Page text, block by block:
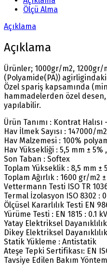
Ölçü Alma
Açıklama
Açıklama
Ürünler; 1000gr/m2,
(Polyamide(PA))
Özel spariş kapsamında
hammadelerden özel
yapılabilir.
Ürün Tanımı : Kontrat
Hav İlmek Sayısı : 147000/m2
Hav Malzemesi : 100%
Hav Yüksekliği : 5,5 mm ± 5%
Son Taban : Softex
Toplam Yükseklik : 8,5 mm ±
Toplam Ağırlık : 1600 gr/m2
Vettermann Testi ISO TR
Termal İzolasyon ISO 8302 :
Ölçüsel Kararlılık Testi EN
Yürüme Testi : EN 1815 : 0.1 kV
Yatay Elektriksel
Dikey Elektriksel
Statik Yükleme : Antistatik
Ateşe Tepki Sertifikası: EN
Tavsiye Edilen Bakım